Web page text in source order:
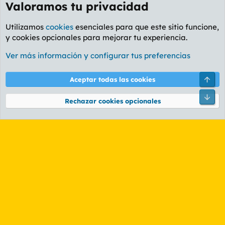
Foro General
Cookies
PL OLDSTYLE AMARILLO
Términos y reglas Política de privacidad Ayuda
Community platform by XenForo® © 2010-2026 XenForo Ltd.
Valoramos tu privacidad
Utilizamos cookies esenciales para que este sitio funcione,
y cookies opcionales para mejorar tu experiencia.
Ver más información y configurar tus preferencias
Aceptar todas las cookies
Rechazar cookies opcionales
Pie